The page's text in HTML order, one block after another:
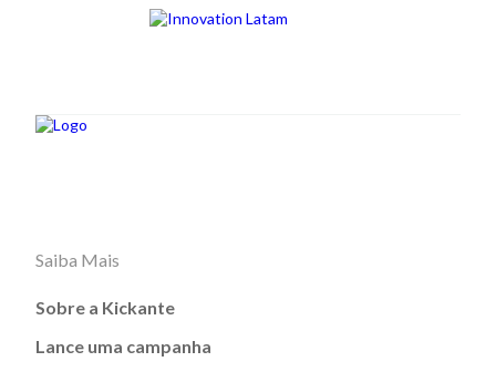
Saiba Mais
Sobre a Kickante
Lance uma campanha